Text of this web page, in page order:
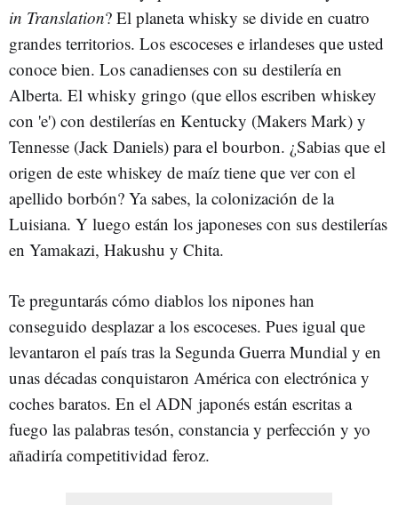
in Translation? El planeta whisky se divide en cuatro
grandes territorios. Los escoceses e irlandeses que usted
conoce bien. Los canadienses con su destilería en
Alberta. El whisky gringo (que ellos escriben whiskey
con 'e') con destilerías en Kentucky (Makers Mark) y
Tennesse (Jack Daniels) para el bourbon. ¿Sabias que el
origen de este whiskey de maíz tiene que ver con el
apellido borbón? Ya sabes, la colonización de la
Luisiana. Y luego están los japoneses con sus destilerías
en Yamakazi, Hakushu y Chita.
Te preguntarás cómo diablos los nipones han
conseguido desplazar a los escoceses. Pues igual que
levantaron el país tras la Segunda Guerra Mundial y en
unas décadas conquistaron América con electrónica y
coches baratos. En el ADN japonés están escritas a
fuego las palabras tesón, constancia y perfección y yo
añadiría competitividad feroz.